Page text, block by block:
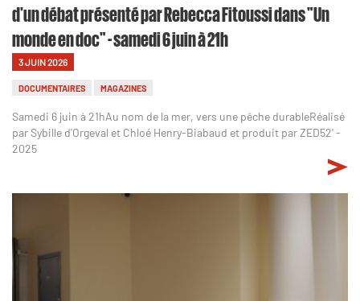
d'un débat présenté par Rebecca Fitoussi dans "Un
monde en doc" - samedi 6 juin à 21h
3 JUIN 2026
DOCUMENTAIRES MAGAZINES
Samedi 6 juin à 21hAu nom de la mer, vers une pêche durableRéalisé
par Sybille d'Orgeval et Chloé Henry-Biabaud et produit par ZED52' -
2025